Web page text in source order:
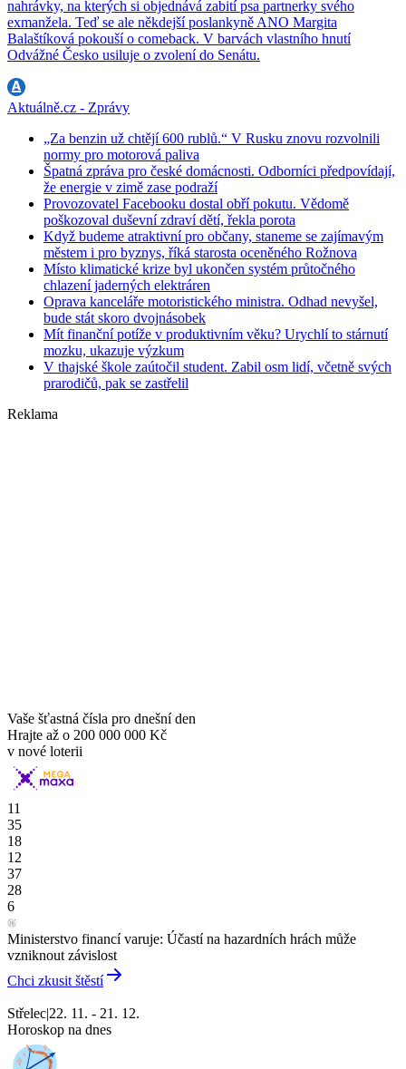
nahrávky, na kterých si objednává zabití psa partnerky svého
exmanžela. Teď se ale někdejší poslankyně ANO Margita
Balaštíková pokouší o comeback. V barvách vlastního hnutí
Odvážné Česko usiluje o zvolení do Senátu.
Aktuálně.cz - Zprávy
„Za benzin už chtějí 600 rublů.“ V Rusku znovu rozvolnili
normy pro motorová paliva
Špatná zpráva pro české domácnosti. Odborníci předpovídají,
že energie v zimě zase podraží
Provozovatel Facebooku dostal obří pokutu. Vědomě
poškozoval duševní zdraví dětí, řekla porota
Když budeme atraktivní pro občany, staneme se zajímavým
městem i pro byznys, říká starosta oceněného Rožnova
Místo klimatické krize byl ukončen systém průtočného
chlazení jaderných elektráren
Oprava kanceláře motoristického ministra. Odhad nevyšel,
bude stát skoro dvojnásobek
Mít finanční potíže v produktivním věku? Urychlí to stárnutí
mozku, ukazuje výzkum
V thajské škole zaútočil student. Zabil osm lidí, včetně svých
prarodičů, pak se zastřelil
Reklama
Vaše šťastná čísla pro dnešní den
Hrajte až o 200 000 000 Kč
v nové loterii
11
35
18
12
37
28
6
Ministerstvo financí varuje: Účastí na hazardních hrách může
vzniknout závislost
Chci zkusit štěstí
Střelec|22. 11. - 21. 12.
Horoskop na dnes